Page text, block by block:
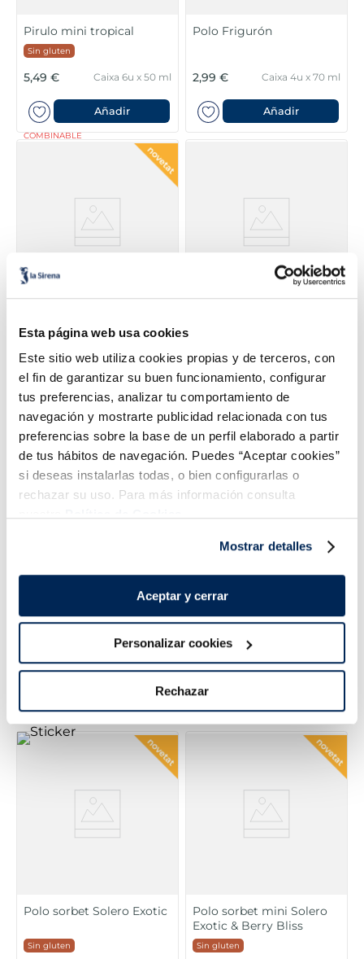
Esta página web usa cookies
Este sitio web utiliza cookies propias y de terceros, con
el fin de garantizar su buen funcionamiento, configurar
tus preferencias, analizar tu comportamiento de
navegación y mostrarte publicidad relacionada con tus
preferencias sobre la base de un perfil elaborado a partir
de tus hábitos de navegación. Puedes “Aceptar cookies”
si deseas instalarlas todas, o bien configurarlas o
rechazar su uso. Para más información consulta
Mostrar detalles
Aceptar y cerrar
Personalizar cookies
Rechazar
Pirulo mini tropical
Sin gluten
5,49 €
COMBINABLE
Caixa 6u x 50 ml
Añadir
Polo Frigurón
2,99 € Caixa 4u x 70 ml
Añadir
Mango
3,29 € Caixa 6u x 70 ml
Añadir
Sin azucares añadidos
3,79 € Caixa 6 u 360 ml
Añadir
Polo Sorbet de gerds
Sin lactosa Vegano
3,49 € Caixa 6u 360 ml
Polo mango i maracuià la
Menorquina
3,49 €
Caixa 4u x 100
ml
Polo sorbet Solero Exotic
Sin gluten
Polo sorbet mini Solero
Exotic & Berry Bliss
Sin gluten